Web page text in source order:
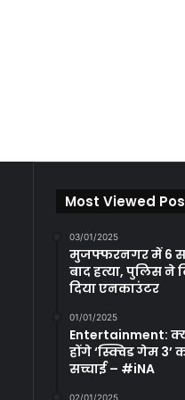
Most Viewed
03/01/2025
मुजफ्फरनगर में 6
बाद हत्या, पुलिस ने
दिया एनकाउंटर
01/01/2025
Entertainment: क्या
होंगे ‘स्क्विड गेम 3’
सच्चाई – #iNA
02/01/2025